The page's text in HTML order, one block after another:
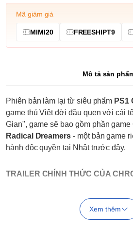
Mã giảm giá
MIMI20 FREESHIPT9
Mô tả sản
Phiên bản làm lại từ siêu phẩm PS1
game thủ Việt đời đầu quen với cái
Gian", game sẽ bao gồm phần game
Radical Dreamers - một bản game
hành độc quyền tại Nhật trước đây.
TRAILER CHÍNH THỨC CỦA
RADICAL DREAMERS
Xem thêm